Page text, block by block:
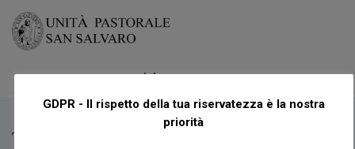
Menu≡
Tag:
GDPR - Il rispetto della tua riservatezza è la nostra
priorità